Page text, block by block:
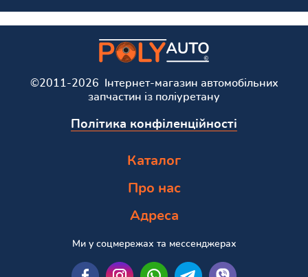
©2011-2026 Інтернет-магазин автомобільних
запчастин із поліуретану
Політика конфіленційності
Каталог
Про нас
Адреса
Ми у соцмережах та мессенджерах